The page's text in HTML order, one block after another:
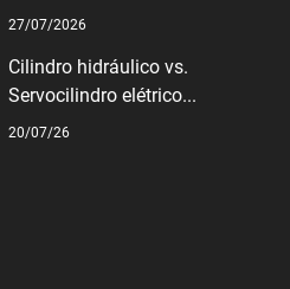
27/07/2026
Cilindro hidráulico vs.
Servocilindro elétrico...
20/07/26